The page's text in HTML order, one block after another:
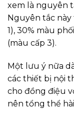
xem là nguyên
Nguyên tắc này
1), 30% màu
(màu cấp 3).
Một lưu ý nữa
các thiết bị nội
cho đồng điệu
nên tổng thể